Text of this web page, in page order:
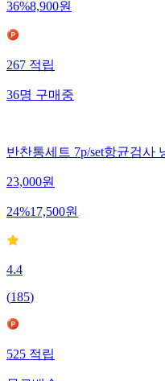
36%8,900원
267적립
36명구매중
반찬통세트 7p/set항균검사
23,000원
24%17,500원
4.4
(185)
525적립